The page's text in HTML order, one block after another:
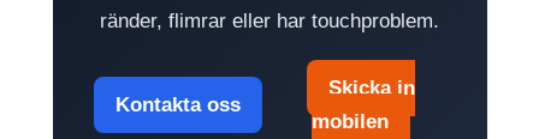
ränder, flimrar eller har touchproblem.
Kontakta oss
Skicka in
mobilen